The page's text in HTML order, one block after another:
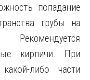
попадание
трубы на
кирпичи. При
либо части